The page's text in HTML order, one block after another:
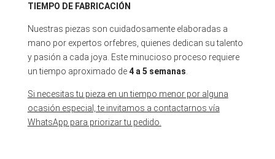
TIEMPO DE FABRICACIÓN
Nuestras piezas son cuidadosamente elaboradas a
mano por expertos orfebres, quienes dedican su talento
y pasión a cada joya. Este minucioso proceso requiere
un tiempo aproximado de4 a 5 semanas
Si necesitas tu pieza en un tiempo menor por alguna
ocasión especial, te invitamos a contactarnos vía
WhatsApp para priorizar tu pedido.